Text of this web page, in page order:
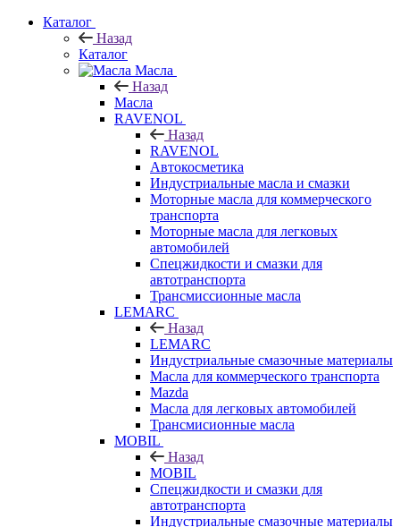
Каталог
Назад
Каталог
Масла
Назад
Масла
RAVENOL
Назад
RAVENOL
Автокосметика
Индустриальные масла и смазки
Моторные масла для коммерческого
транспорта
Моторные масла для легковых
автомобилей
Спецжидкости и смазки для
автотранспорта
Трансмиссионные масла
LEMARC
Назад
LEMARC
Индустриальные смазочные материалы
Масла для коммерческого транспорта
Mazda
Масла для легковых автомобилей
Трансмисионные масла
MOBIL
Назад
MOBIL
Cпецжидкости и смазки для
автотранспорта
Индустриальные смазочные материалы